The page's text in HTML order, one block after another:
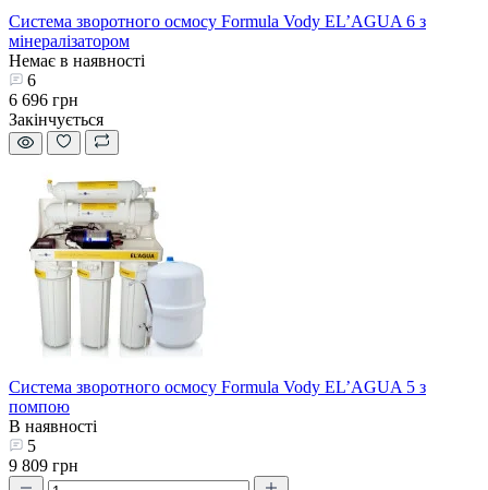
Система зворотного осмосу Formula Vody EL’AGUA 6 з
мінералізатором
Немає в наявності
6
6 696 грн
Закінчується
Система зворотного осмосу Formula Vody EL’AGUA 5 з
помпою
В наявності
5
9 809 грн